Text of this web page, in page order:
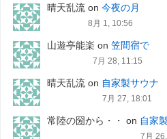
晴天乱流on 今夜の月
8月 1, 10:56
山遊亭能楽 on 笠間宿で
7月 28, 11:15
晴天乱流on 自家製サウナ
7月 27, 18:01
常陸の圀から・・ on 自家
7月